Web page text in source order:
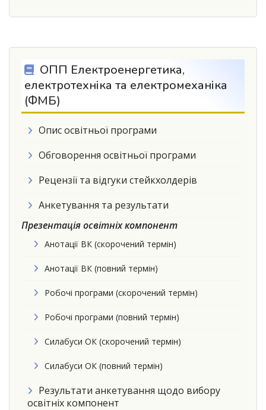
ОПП Електроенергетика,
електротехніка та електромеханіка
(ФМБ)
Опис освітньої програми
Обговорення освітньої програми
Рецензії та відгуки стейкхолдерів
Анкетування та результати
Презентація освітніх компонент
Анотації ВК (скорочений термін)
Анотації ВК (повний термін)
Робочі програми (скорочений термін)
Робочі програми (повний термін)
Силабуси ОК (скорочений термін)
Силабуси ОК (повний термін)
Результати анкетування щодо вибору
освітніх компонент